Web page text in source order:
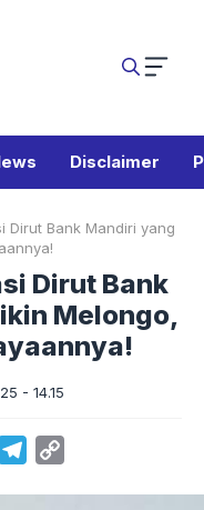
Disclaimer
Dirut Bank Mandiri yang
Dirut Bank
Melongo,
- 14.15
Telegram